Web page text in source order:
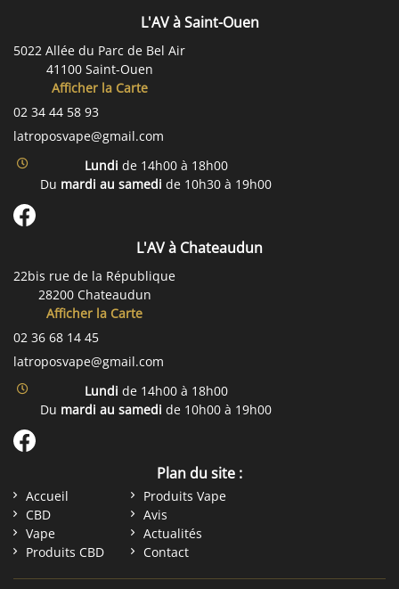
L'AV à Saint-Ouen
5022 Allée du Parc de Bel Air
41100 Saint-Ouen
Afficher la Carte
02 34 44 58 93
Lundi de 14h00 à 18h00
Du mardi au samedi de 10h30 à 19h00
L'AV à Chateaudun
22bis rue de la République
28200 Chateaudun
Afficher la Carte
02 36 68 14 45
Lundi de 14h00 à 18h00
Du mardi au samedi de 10h00 à 19h00
Plan du site :
Accueil
CBD
Vape
Produits CBD
Produits Vape
Avis
Actualités
Contact